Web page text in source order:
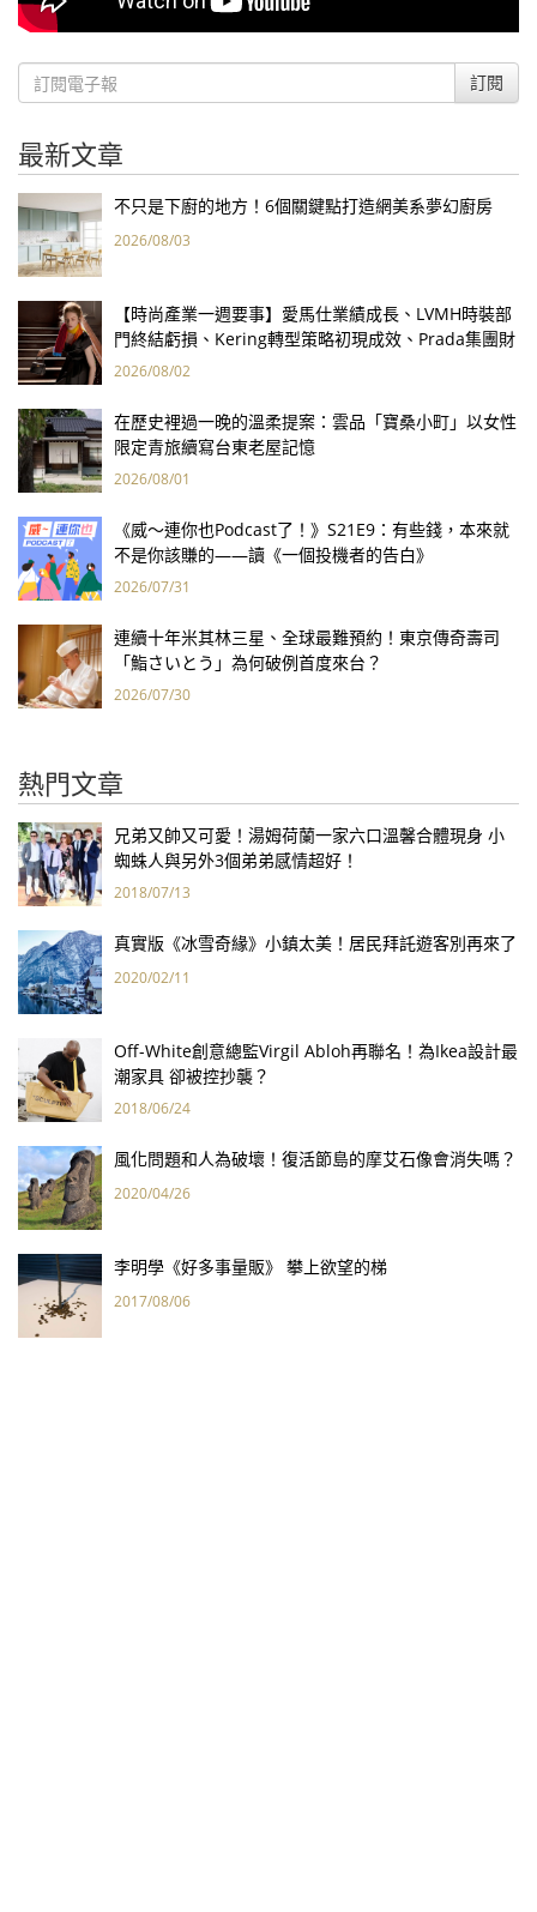
訂閱
最新文章
不只是下廚的地方！6個關鍵點打造網美系夢幻廚房
2026/08/03
【時尚產業一週要事】愛馬仕業績成長、LVMH時裝部
門終結虧損、Kering轉型策略初現成效、Prada集團財
報亮眼
2026/08/02
在歷史裡過一晚的溫柔提案：雲品「寶桑小町」以女性
限定青旅續寫台東老屋記憶
2026/08/01
《威～連你也Podcast了！》S21E9：有些錢，本來就
不是你該賺的——讀《一個投機者的告白》
2026/07/31
連續十年米其林三星、全球最難預約！東京傳奇壽司
「鮨さいとう」為何破例首度來台？
2026/07/30
熱門文章
兄弟又帥又可愛！湯姆荷蘭一家六口溫馨合體現身 小
蜘蛛人與另外3個弟弟感情超好！
2018/07/13
真實版《冰雪奇緣》小鎮太美！居民拜託遊客別再來了
2020/02/11
Off-White創意總監Virgil Abloh再聯名！為Ikea設計最
潮家具 卻被控抄襲？
2018/06/24
風化問題和人為破壞！復活節島的摩艾石像會消失嗎？
2020/04/26
李明學《好多事量販》 攀上欲望的梯
2017/08/06